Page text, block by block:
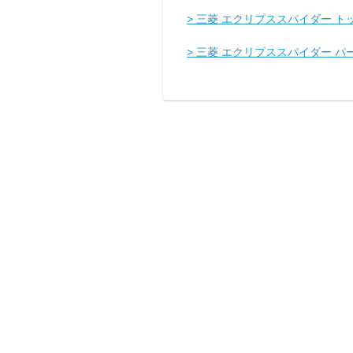
> 三菱 エクリプススパイダー ト
> 三菱 エクリプススパイダー パ